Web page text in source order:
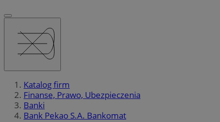
Katalog firm
Finanse, Prawo, Ubezpieczenia
Banki
Bank Pekao S.A. Bankomat